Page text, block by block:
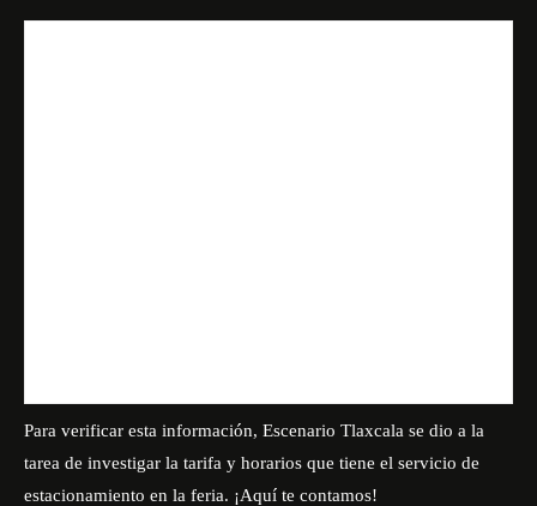
Para verificar esta información, Escenario Tlaxcala se dio a la
tarea de investigar la tarifa y horarios que tiene el servicio de
estacionamiento en la feria. ¡Aquí te contamos!